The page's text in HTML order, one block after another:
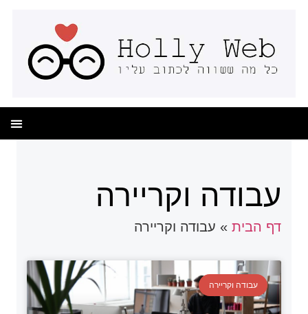
עבודה וקריירה
דף הבית » עבודה וקריירה
עבודה וקריירה